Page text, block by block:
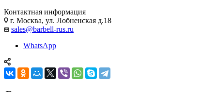
Контактная информация
г. Москва, ул. Лобненская д.18
sales@barbell-rus.ru
WhatsApp